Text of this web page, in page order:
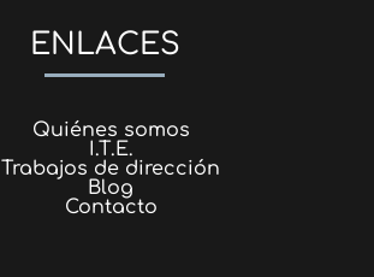
ENLACES
Quiénes somos
I.T.E.
Trabajos de dirección
Blog
Contacto